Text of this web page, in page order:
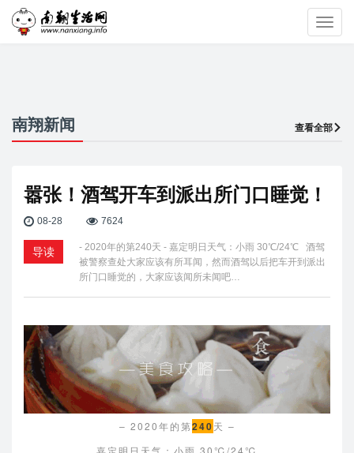
南翔新闻 查看全部
嚣张！酒驾开车到派出所门口睡觉！
08-28 7624
导读
- 2020年的第240天 - 嘉定明日天气：小雨 30℃/24℃ 酒驾
被警察查处大家应该有所耳闻，然而酒驾以后把车开到派出
所门口睡觉的，大家应该闻所未闻吧…
– 2020年的第240天 –